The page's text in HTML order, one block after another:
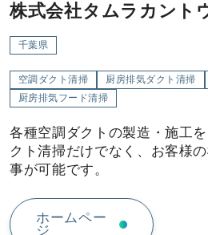
株式会社タムラカント
千葉県
空調ダクト清掃 厨房排気ダクト清掃
厨房排気フード清掃
各種空調ダクトの製造・施工
クト清掃だけでなく、お客様
事が可能です。
ホームペー
ジ